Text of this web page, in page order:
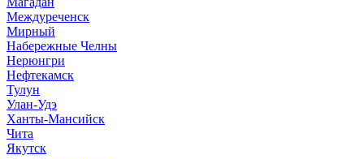
Междуреченск
Мирный
Набережные Челны
Нерюнгри
Нефтекамск
Тулун
Улан-Удэ
Ханты-Мансийск
Чита
Якутск